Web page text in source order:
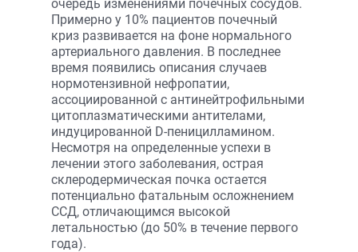
очередь изменениями почечных сосудов.
Примерно у 10% пациентов почечный
криз развивается на фоне нормального
артериального давления. В последнее
время появились описания случаев
нормотензивной нефропатии,
ассоциированной с антинейтрофильными
цитоплазматическими антителами,
индуцированной D-пеницилламином.
Несмотря на определенные успехи в
лечении этого заболевания, острая
склеродермическая почка остается
потенциально фатальным осложнением
ССД, отличающимся высокой
летальностью (до 50% в течение первого
года).